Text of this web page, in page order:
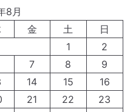
8月
金 土
日
1
2
7 8
9
14 15
16
21 22
23